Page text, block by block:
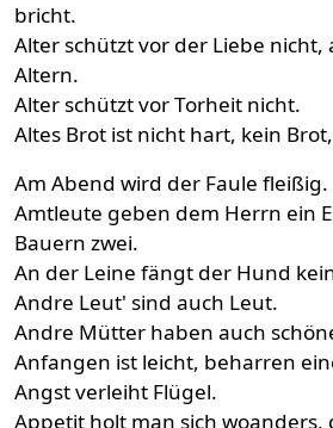
bricht.
Alter schützt vor der Liebe nicht,
Altern.
Alter schützt vor Torheit nicht.
Altes Brot ist nicht hart, kein
Am Abend wird der Faule fleißig.
Amtleute geben dem Herrn ein
Bauern zwei.
An der Leine fängt der Hund
Andre Leut' sind auch Leut.
Andre Mütter haben auch
Anfangen ist leicht, beharren
Angst verleiht Flügel.
Appetit holt man sich woanders,